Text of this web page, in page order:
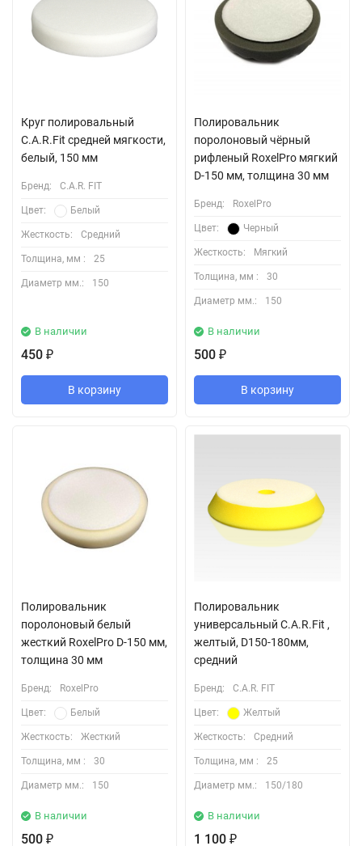
Круг полировальный
C.A.R.Fit средней мягкости,
белый, 150 мм
Бренд: C.A.R. FIT
Цвет: Белый
Жесткость: Средний
Толщина, мм : 25
Диаметр мм.: 150
В наличии
450 ₽
В корзину
Полировальник
поролоновый чёрный
рифленый RoxelPro мягкий
D-150 мм, толщина 30 мм
Бренд: RoxelPro
Цвет: Черный
Жесткость: Мягкий
Толщина, мм : 30
Диаметр мм.: 150
В наличии
500 ₽
В корзину
Полировальник
поролоновый белый
жесткий RoxelPro D-150 мм,
толщина 30 мм
Бренд: RoxelPro
Цвет: Белый
Жесткость: Жесткий
Толщина, мм : 30
Диаметр мм.: 150
В наличии
500 ₽
Полировальник
универсальный C.A.R.Fit ,
желтый, D150-180мм,
средний
Бренд: C.A.R. FIT
Цвет: Желтый
Жесткость: Средний
Толщина, мм : 25
Диаметр мм.: 150/180
В наличии
1 100 ₽